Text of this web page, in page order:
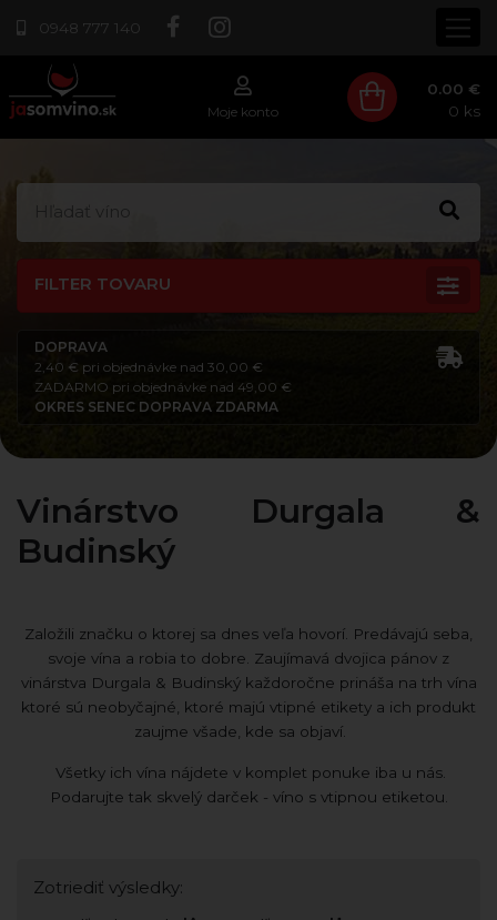
0948 777 140
Moje konto
0.00 €
0 ks
FILTER TOVARU
DOPRAVA
2,40 € pri objednávke nad 30,00 €
ZADARMO pri objednávke nad 49,00 €
OKRES SENEC DOPRAVA ZDARMA
Vinárstvo Durgala &
Budinský
Založili značku o ktorej sa dnes veľa hovorí. Predávajú seba,
svoje vína a robia to dobre. Zaujímavá dvojica pánov z
vinárstva Durgala & Budinský každoročne prináša na trh vína
ktoré sú neobyčajné, ktoré majú vtipné etikety a ich produkt
zaujme všade, kde sa objaví.
Všetky ich vína nájdete v komplet ponuke iba u nás.
Podarujte tak skvelý darček - víno s vtipnou etiketou.
Zotriediť výsledky: